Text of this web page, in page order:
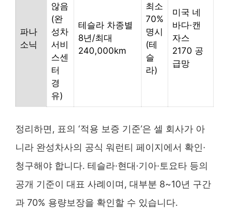
파나
소닉
않음
(완
성차
서비
스센
터
경
유)
테슬라 차종별
8년/최대
240,000km
최소
70%
명시
(테
슬
라)
미국 네
바다·캔
자스
2170 공
급망
정리하면, 표의 ‘적용 보증 기준’은 셀 회사가 아
니라 완성차사의 공식 워런티 페이지에서 확인·
청구해야 합니다. 테슬라·현대·기아·토요타 등의
공개 기준이 대표 사례이며, 대부분 8~10년 구간
과 70% 용량보장을 확인할 수 있습니다.